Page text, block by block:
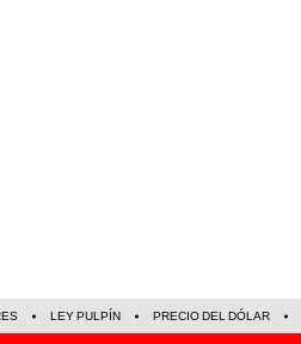
LEY PULPÍN PRECIO DEL DÓLAR